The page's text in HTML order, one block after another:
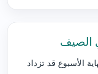
الصيف
الأسبوع قد تزداد